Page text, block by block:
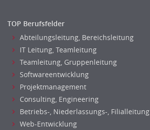
Mergers & Acquisitions
Privatkundengeschäft
Mathematik, Produkt, Statistik
Versicherung: Sachbearbeitung
Ausbilder
Berufsschule
Erwachsenenbildung
TOP Berufsfelder
Abteilungsleitung, Bereichsleitung
IT Leitung, Teamleitung
Teamleitung, Gruppenleitung
Softwareentwicklung
Projektmanagement
Consulting, Engineering
Betriebs-, Niederlassungs-, Filialleitung
Web-Entwicklung